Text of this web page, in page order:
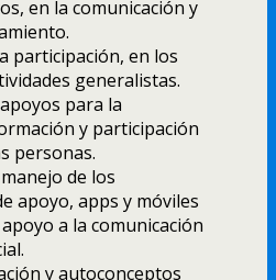
en la comunicación y
participación, en los
generalistas.
para la
y participación
personas.
de los
apoyo, apps y móviles
a la comunicación
y autoconceptos